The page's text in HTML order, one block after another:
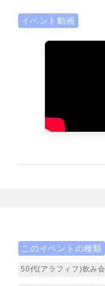
イベント動画
このイベントの種類
50代(アラフィフ)飲み会